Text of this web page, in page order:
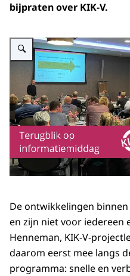
bijpraten over KIK-V.
Vergroot afbeelding Terugblik
De ontwikkelingen binnen
en zijn niet voor iedereen
Henneman, KIK-V-
daarom eerst mee langs
programma: snelle en